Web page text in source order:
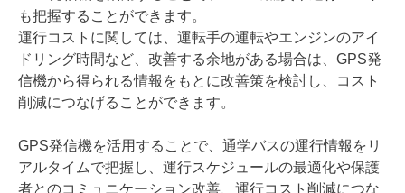
も把握することができます。
運行コストに関しては、運転手の運転やエンジンのアイ
ドリング時間など、改善する余地がある場合は、GPS発
信機から得られる情報をもとに改善策を検討し、コスト
削減につなげることができます。
GPS発信機を活用することで、通学バスの運行情報をリ
アルタイムで把握し、運行スケジュールの最適化や保護
者とのコミュニケーション改善、運行コスト削減につな